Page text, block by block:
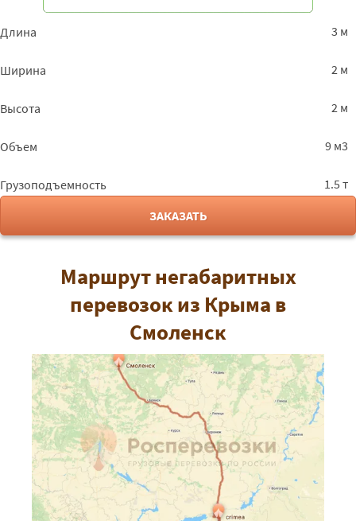
Длина 3 м
Ширина 2 м
Высота 2 м
Объем 9 м3
Грузоподъемность
1.5 т
ЗАКАЗАТЬ
Маршрут негабаритных
перевозок из Крыма в
Смоленск